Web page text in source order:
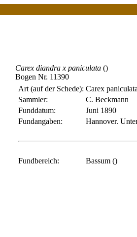
Carex diandra x paniculata ()
Bogen Nr. 11390
Art (auf der Schede): Carex
Sammler:
C. Beckmann
Funddatum:
Juni 1890
Fundangaben:
Hannover.
Fundbereich: Bassum ()